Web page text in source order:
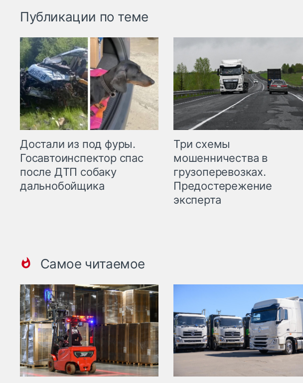
Публикации по теме
Достали из под фуры.
Госавтоинспектор спас
после ДТП собаку
дальнобойщика
Три схемы
мошенничества в
грузоперевозках.
Предостережение
эксперта
Самое читаемое